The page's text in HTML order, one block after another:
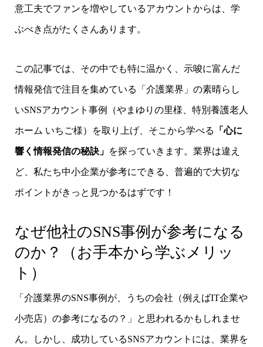
意工夫でファンを増やしているアカウントからは、学
ぶべき点がたくさんあります。
この記事では、その中でも特に温かく、示唆に富んだ
情報発信で注目を集めている「介護業界」 の素晴らし
いSNSアカウント事例（やまゆりの里様、特別養護老人
ホーム いちご様）を取り上げ、そこから学べる 「心に
響く情報発信の秘訣」 を探っていきます。業界は違え
ど、私たち中小企業が参考にできる、普遍的で大切な
ポイントがきっと見つかるはずです！
なぜ他社のSNS事例が参考になる
のか？（お手本から学ぶメリッ
ト）
「介護業界のSNS事例が、うちの会社（例えばIT企業や
小売店）の参考になるの？」と思われるかもしれませ
ん。しかし、成功しているSNSアカウントには、業界を